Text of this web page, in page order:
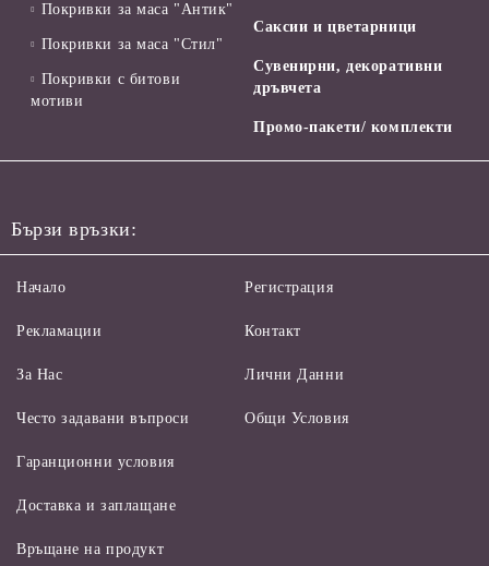
Покривки за маса "Антик"
Покривки за маса "Стил"
Покривки с битови
мотиви
Саксии и цветарници
Сувенирни, декоративни
дръвчета
Промо-пакети/ комплекти
Бързи връзки:
Начало
Рекламации
За Нас
Често задавани въпроси
Регистрация
Контакт
Лични Данни
Общи Условия
Гаранционни условия
Доставка и заплащане
Връщане на продукт